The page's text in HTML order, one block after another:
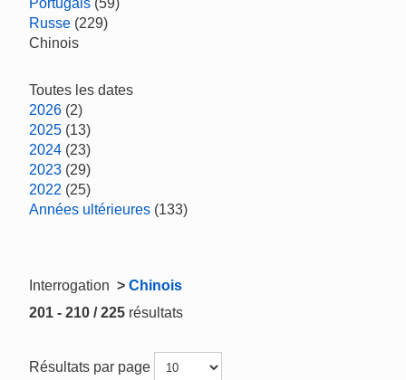
Portugais (59)
Russe (229)
Chinois
Toutes les dates
2026 (2)
2025 (13)
2024 (23)
2023 (29)
2022 (25)
Années ultérieures (133)
Interrogation > Chinois
201 - 210 / 225 résultats
Résultats par page